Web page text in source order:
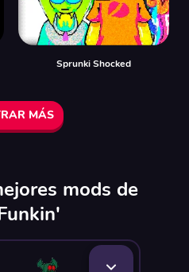
Sprunki Shocked
MÁS
mods de